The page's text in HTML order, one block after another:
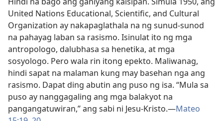
United Nations Educational, Scientific, and Cultural
Organization ay nakapaglathala na ng sunud-sunod
na pahayag laban sa rasismo. Isinulat ito ng mga
antropologo, dalubhasa sa henetika, at mga
sosyologo. Pero wala rin itong epekto. Maliwanag,
hindi sapat na malaman kung may basehan nga ang
rasismo. Dapat ding abutin ang puso ng isa. “Mula sa
puso ay nanggagaling ang mga balakyot na
pangangatuwiran,” ang sabi ni Jesu-Kristo.—Mateo